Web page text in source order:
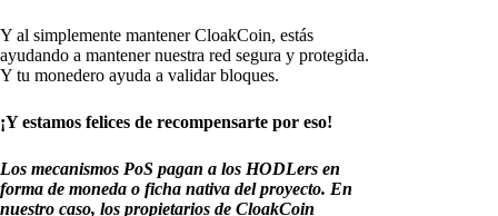
Y al simplemente mantener CloakCoin, estás
ayudando a mantener nuestra red segura y protegida.
Y tu monedero ayuda a validar bloques.
¡Y estamos felices de recompensarte por eso!
Los mecanismos PoS pagan a los HODLers en
forma de moneda o ficha nativa del proyecto. En
nuestro caso, los propietarios de CloakCoin